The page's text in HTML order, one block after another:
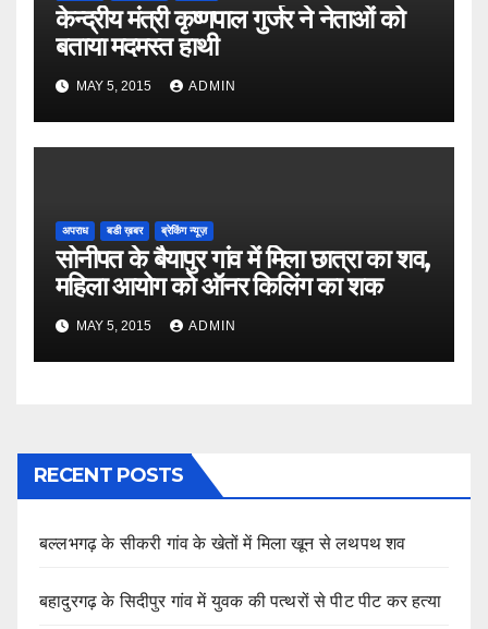
केन्द्रीय मंत्री कृष्णपाल गुर्जर ने नेताओं को
बताया मदमस्त हाथी
MAY 5, 2015 ADMIN
अपराध बडी ख़बर ब्रेकिंग न्यूज़
सोनीपत के बैयापुर गांव में मिला छात्रा का शव,
महिला आयोग को ऑनर किलिंग का शक
MAY 5, 2015 ADMIN
RECENT POSTS
बल्लभगढ़ के सीकरी गांव के खेतों में मिला खून से लथपथ शव
बहादुरगढ़ के सिदीपुर गांव में युवक की पत्थरों से पीट पीट कर हत्या